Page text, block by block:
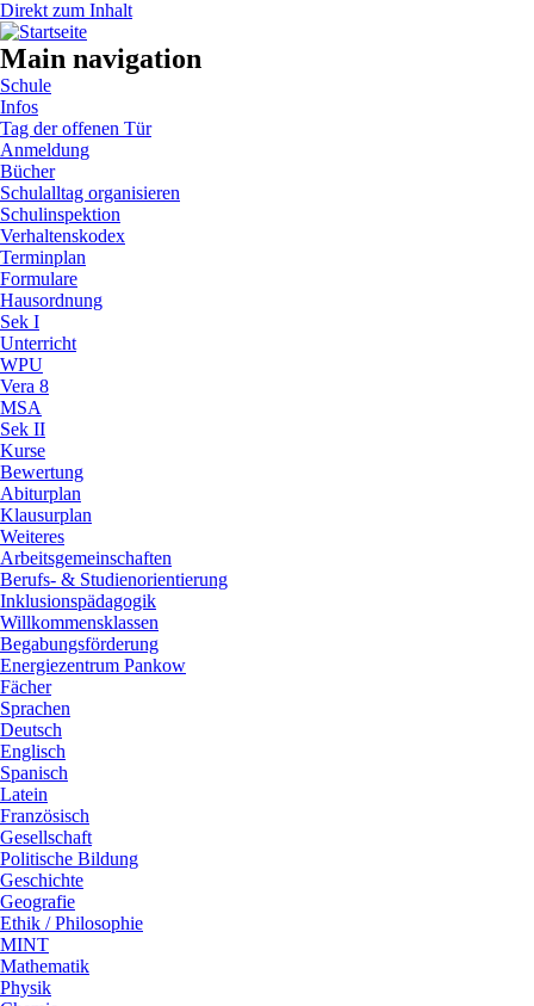
Direkt zum Inhalt
Main navigation
Schule
Infos
Tag der offenen Tür
Anmeldung
Bücher
Schulalltag organisieren
Schulinspektion
Verhaltenskodex
Terminplan
Formulare
Hausordnung
Sek I
Unterricht
WPU
Vera 8
MSA
Sek II
Kurse
Bewertung
Abiturplan
Klausurplan
Weiteres
Arbeitsgemeinschaften
Berufs- & Studienorientierung
Inklusionspädagogik
Willkommensklassen
Begabungsförderung
Energiezentrum Pankow
Fächer
Sprachen
Deutsch
Englisch
Spanisch
Latein
Französisch
Gesellschaft
Politische Bildung
Geschichte
Geografie
Ethik / Philosophie
MINT
Mathematik
Physik